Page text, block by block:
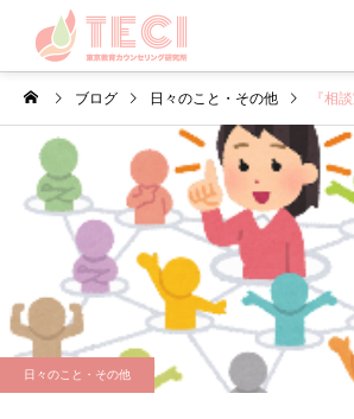
カウンセリング
日々のこと・その他
お盆・夏休みの過ごし方
ブログ 日々のこと・その他 『相談室
日々のこと・その他